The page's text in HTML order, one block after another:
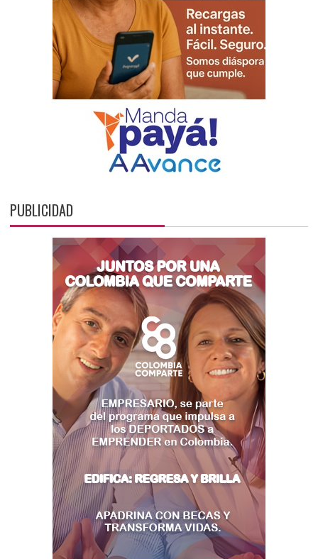
PUBLICIDAD